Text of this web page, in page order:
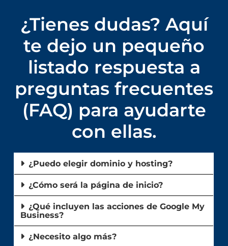
¿Tienes dudas? Aquí
te dejo un pequeño
listado respuesta a
preguntas frecuentes
(FAQ) para ayudarte
con ellas.
¿Puedo elegir dominio y hosting?
¿Cómo será la página de inicio?
¿Qué incluyen las acciones de Google My
Business?
¿Necesito algo más?